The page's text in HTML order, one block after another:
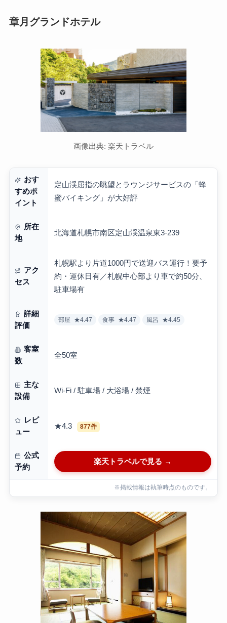
章月グランドホテル
画像出典: 楽天トラベル
おす
すめポ
イント
定山渓屈指の眺望とラウンジサービスの「蜂
蜜バイキング」が大好評
所在
地
北海道札幌市南区定山渓温泉東3-239
アク
セス
札幌駅より片道1000円で送迎バス運行！要予
約・運休日有／札幌中心部より車で約50分、
駐車場有
詳細
評価
部屋 ★4.47 食事 ★4.47 風呂 ★4.45
客室
数
全50室
主な
設備
Wi-Fi / 駐車場 / 大浴場 / 禁煙
レビ
ュー
★4.3 877件
公式
予約
楽天トラベルで見る →
※掲載情報は執筆時点のものです。